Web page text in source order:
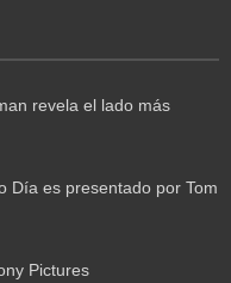
revela el lado más
Día es presentado por Tom
Pictures